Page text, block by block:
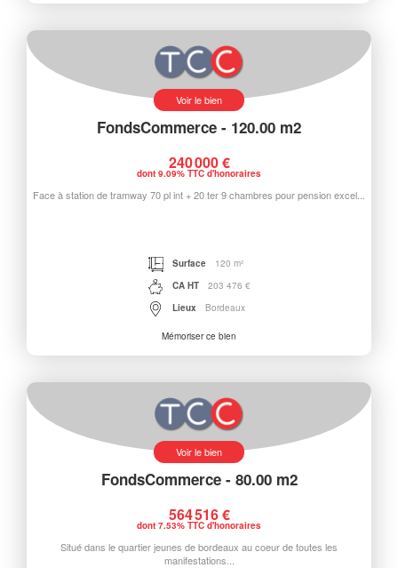
Voir le bien
FondsCommerce - 120.00 m2
240 000 €
dont 9.09% TTC d'honoraires
Face à station de tramway 70 pl int + 20 ter 9 chambres pour pension excel...
Surface
120 m²
CA HT
203 476 €
Lieux
Bordeaux
Mémoriser ce bien
Voir le bien
FondsCommerce - 80.00 m2
564 516 €
dont 7.53% TTC d'honoraires
Situé dans le quartier jeunes de bordeaux au coeur de toutes les
manifestations...